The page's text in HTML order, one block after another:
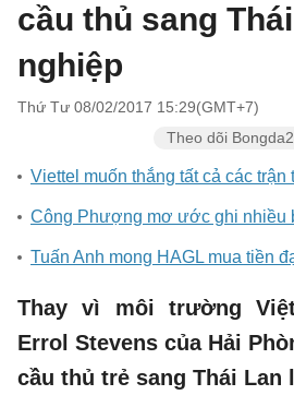
cầu thủ sang
nghiệp
Thứ Tư 08/02/2017 15:29(GMT+7)
Theo dõi
Viettel muốn thắng tất cả các
Công Phượng mơ ước ghi nhiều
Tuấn Anh mong HAGL mua tiền
Thay vì môi trường
Errol Stevens của Hải
cầu thủ trẻ sang Thái Lan